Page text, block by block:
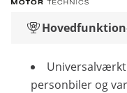
personbiler og